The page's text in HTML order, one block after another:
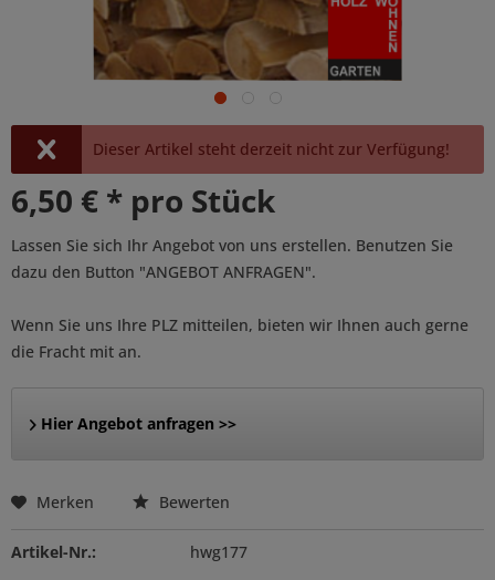
Dieser Artikel steht derzeit nicht zur Verfügung!
6,50 € * pro Stück
Lassen Sie sich Ihr Angebot von uns erstellen. Benutzen Sie
dazu den Button "ANGEBOT ANFRAGEN".
Wenn Sie uns Ihre PLZ mitteilen, bieten wir Ihnen auch gerne
die Fracht mit an.
Hier Angebot anfragen >>
Merken Bewerten
Artikel-Nr.: hwg177